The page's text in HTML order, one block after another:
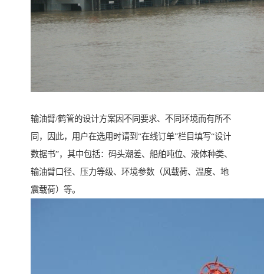
输油臂/鹤管的设计方案因不同要求、不同环境而有所不
同，因此，用户在选用时请到“在线订单”栏目填写“设计
数据书”，其中包括：码头潮差、船舶吨位、液体种类、
输油臂口径、压力等级、环境参数（风载荷、温度、地
震载荷）等。